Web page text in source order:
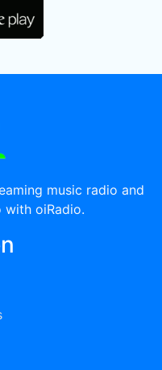
music radio and
with oiRadio.